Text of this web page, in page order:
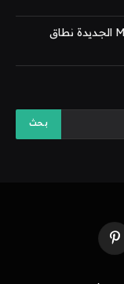
مع تحول عديم الحالة، تستهدف مواصفات MCP الجديدة نطاق
بينتيريست